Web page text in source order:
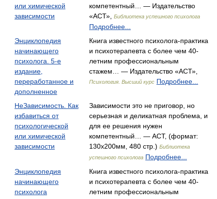
или химической
зависимости
компетентный… — Издательство
«АСТ»,
Библиотека успешного психолога
Подробнее...
Энциклопедия
начинающего
психолога. 5-е
издание,
переработанное и
дополненное
Книга известного психолога-практика
и психотерапевта с более чем 40-
летним профессиональным
стажем… — Издательство «АСТ»,
Психология. Высший курс Подробнее...
НеЗависимость. Как
избавиться от
психологической
или химической
зависимости
Зависимости это не приговор, но
серьезная и деликатная проблема, и
для ее решения нужен
компетентный… — АСТ, (формат:
130x200мм, 480 стр.) Библиотека
успешного психолога Подробнее...
Энциклопедия
начинающего
психолога
Книга известного психолога-практика
и психотерапевта с более чем 40-
летним профессиональным